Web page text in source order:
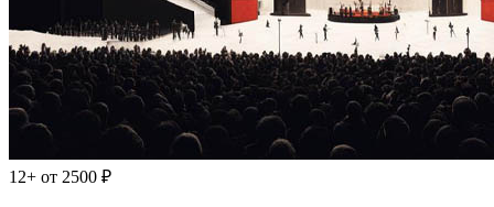
12+ от 2500 ₽